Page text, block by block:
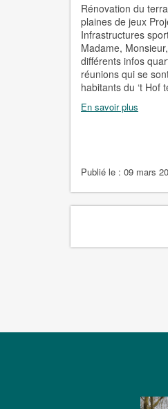
Rénovation du
plaines de jeux
Infrastructures
Madame,
différents infos
réunions qui se
habitants du ‘t Hof
En savoir plus
Publié le : 09 mars